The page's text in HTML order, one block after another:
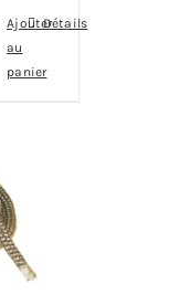
Ajouter
au
panier
Détails